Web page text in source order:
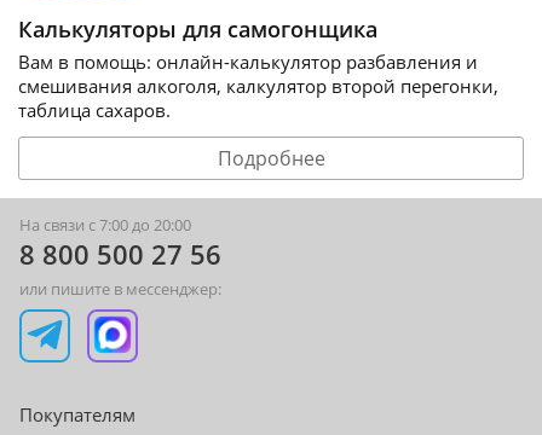
Калькуляторы для самогонщика
Вам в помощь: онлайн-калькулятор разбавления и
смешивания алкоголя, калкулятор второй перегонки,
таблица сахаров.
Подробнее
На связи с 7:00 до 20:00
8 800 500 27 56
или пишите в мессенджер:
Покупателям